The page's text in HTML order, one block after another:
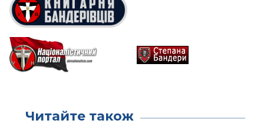
Читайте також